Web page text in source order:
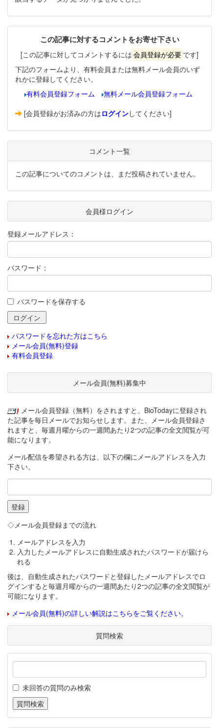
この記事に対するコメントをお寄せ下さい
[この記事に対してコメントするには 会員登録が必要 です]
下記のフォームより、有料会員または無料メール会員のいず
れかに登録してください。
有料会員登録フォーム
無料メール会員登録フォーム
[会員登録がお済みの方はログインしてください]
コメント一覧
この記事についてのコメントは、まだ投稿されていません。
会員様ログイン
登録メールアドレス：
パスワード：
パスワードを保存する
パスワードを忘れた方はこちら
メール会員(無料)登録
有料会員登録
メール会員(無料)募集中
メール会員登録（無料）をされますと、BioTodayに登録され
た記事を毎日メールでお知らせします。また、メール会員登録さ
れますと、毎週月曜からの一週間あたり2つの記事の全文閲覧が可
能になります。
メール配信を希望される方は、以下の欄にメールアドレスを入力
下さい。
◇メール会員登録までの流れ
メールアドレスを入力
入力したメールアドレスに自動生成されたパスワードが届けら
れる
後は、自動生成されたパスワードと登録したメールアドレスでロ
グインすると毎週月曜からの一週間あたり2つの記事の全文閲覧が
可能になります。
メール会員(無料)の詳しい解説はこちらをご覧ください。
質問検索
未回答の質問のみ検索